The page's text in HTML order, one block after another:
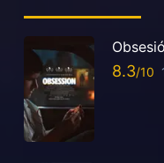
8.3